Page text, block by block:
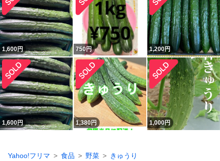
1,600円 750円 1,200円
1,600円 1,380円 1,000円
Yahoo!フリマ 食品 野菜 きゅうり